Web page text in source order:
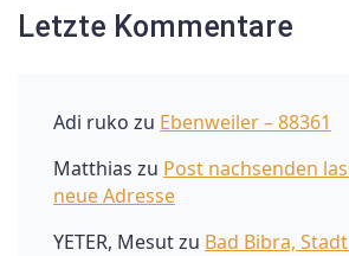
Letzte Kommentare
Adi ruko zu Ebenweiler – 88361
Matthias zu Post nachsenden
neue Adresse
YETER, Mesutzu Bad Bibra,